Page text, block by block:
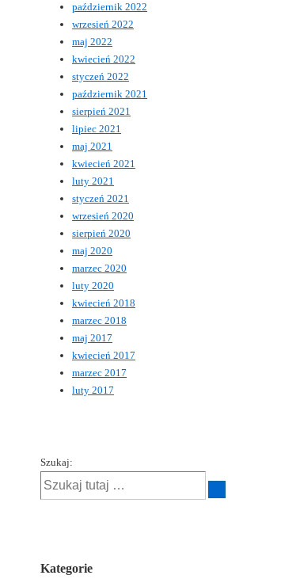
październik 2022
wrzesień 2022
maj 2022
kwiecień 2022
styczeń 2022
październik 2021
sierpień 2021
lipiec 2021
maj 2021
kwiecień 2021
luty 2021
styczeń 2021
wrzesień 2020
sierpień 2020
maj 2020
marzec 2020
luty 2020
kwiecień 2018
marzec 2018
maj 2017
kwiecień 2017
marzec 2017
luty 2017
Szukaj:
Kategorie